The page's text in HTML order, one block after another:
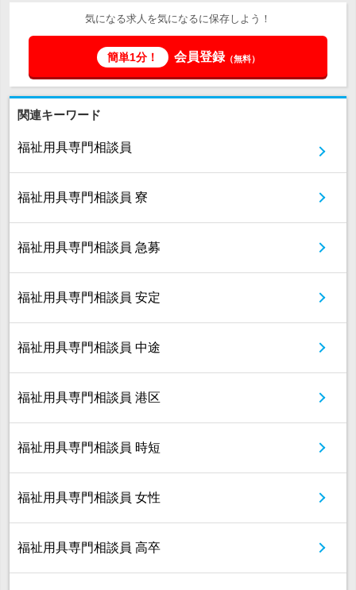
気になる求人を気になるに保存しよう！
簡単1分！ 会員登録（無料）
関連キーワード
福祉用具専門相談員
福祉用具専門相談員 寮
福祉用具専門相談員 急募
福祉用具専門相談員 安定
福祉用具専門相談員 中途
福祉用具専門相談員 港区
福祉用具専門相談員 時短
福祉用具専門相談員 女性
福祉用具専門相談員 高卒